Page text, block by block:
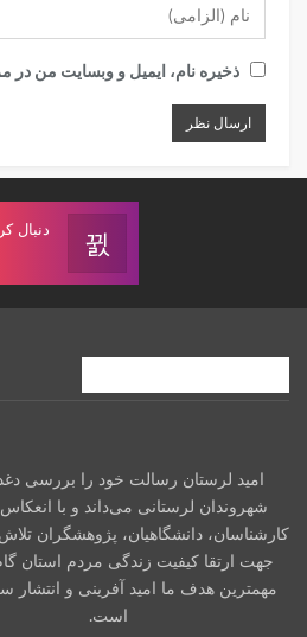
ذخیره نام، ایمیل و وبسایت من در
دنبال
امید لرستان رسالت خود را بررسی
شهروندان لرستانی می‌داند و با
کارشناسان، دانشگاهیان، پژوهشگران
جهت ارتقا کیفیت زندگی مردم استان
مهمترین هدف ما امید آفرینی و انتشار
است.